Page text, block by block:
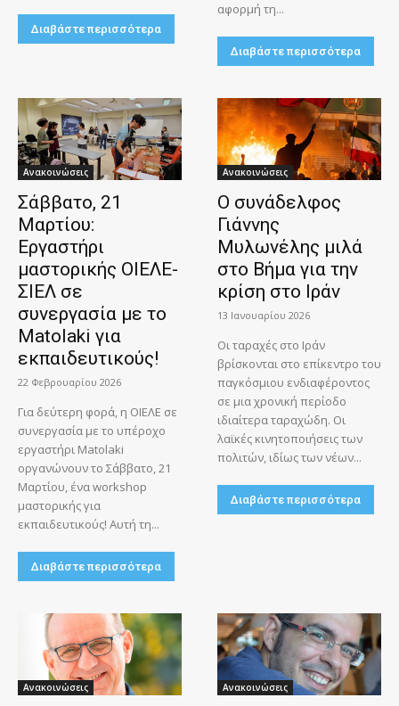
Διαβάστε περισσότερα
αφορμή τη...
Διαβάστε περισσότερα
Ανακοινώσεις
Σάββατο, 21
Μαρτίου:
Εργαστήρι
μαστορικής ΟΙΕΛΕ-
ΣΙΕΛ σε
συνεργασία με το
Matolaki για
εκπαιδευτικούς!
22 Φεβρουαρίου 2026
Για δεύτερη φορά, η ΟΙΕΛΕ σε
συνεργασία με το υπέροχο
εργαστήρι Matolaki
οργανώνουν το Σάββατο, 21
Μαρτίου, ένα workshop
μαστορικής για
εκπαιδευτικούς! Αυτή τη...
Διαβάστε περισσότερα
Ανακοινώσεις
O συνάδελφος
Γιάννης
Μυλωνέλης μιλά
στο Βήμα για την
κρίση στο Ιράν
13 Ιανουαρίου 2026
Οι ταραχές στο Ιράν
βρίσκονται στο επίκεντρο του
παγκόσμιου ενδιαφέροντος
σε μια χρονική περίοδο
ιδιαίτερα ταραχώδη. Οι
λαϊκές κινητοποιήσεις των
πολιτών, ιδίως των νέων...
Διαβάστε περισσότερα
Ανακοινώσεις Ανακοινώσεις